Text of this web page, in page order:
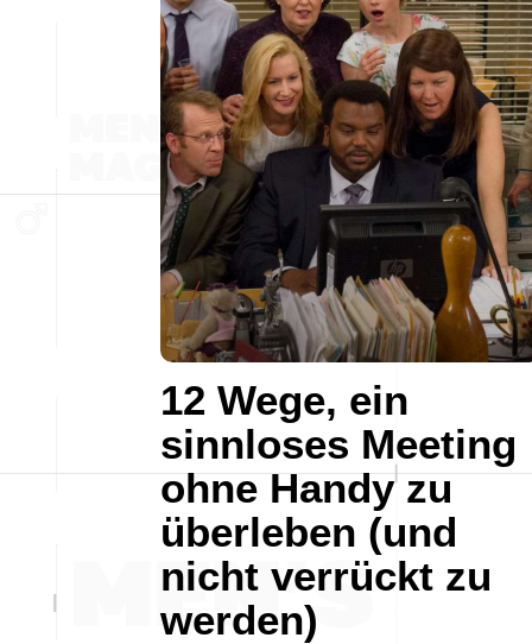
12 Wege, ein
sinnloses Meeting
ohne Handy zu
überleben (und
nicht verrückt zu
werden)